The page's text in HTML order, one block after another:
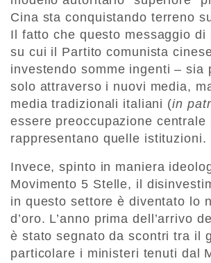
Cina sta conquistando terreno
Il fatto che questo messaggio di
su cui il Partito comunista
investendo somme ingenti – sia
solo attraverso i nuovi media,
media tradizionali italiani (in
essere preoccupazione centrale
rappresentano quelle istituzioni.
Invece, spinto in maniera
Movimento 5 Stelle, il
in questo settore è diventato lo
d’oro. L’anno prima dell’arrivo
è stato segnato da scontri tra il
particolare i ministeri tenuti dal